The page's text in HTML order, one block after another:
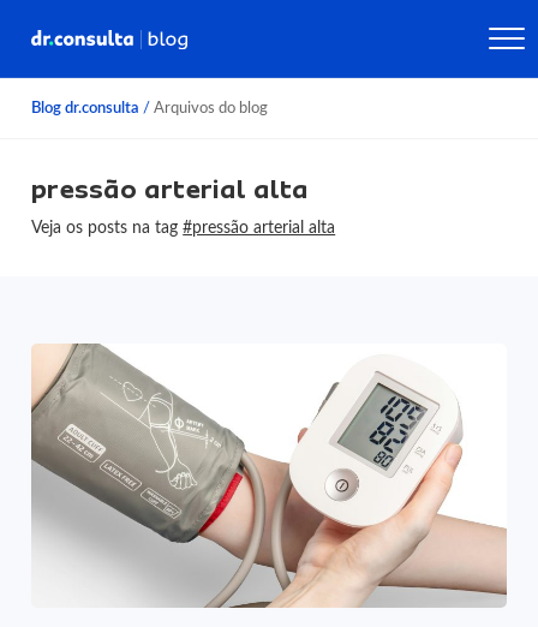
Blog dr.consulta / Arquivos do blog
pressão arterial alta
Veja os posts na tag#pressão arterial alta